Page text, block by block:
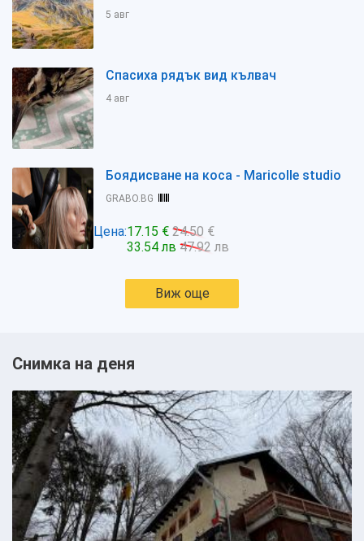
5 авг
Спасиха рядък вид кълвач
4 авг
Боядисване на коса - Maricolle studio
GRABO.BG
Цена:17.15 € 24.50 €
33.54 лв 47.92 лв
Виж още
Снимка на деня